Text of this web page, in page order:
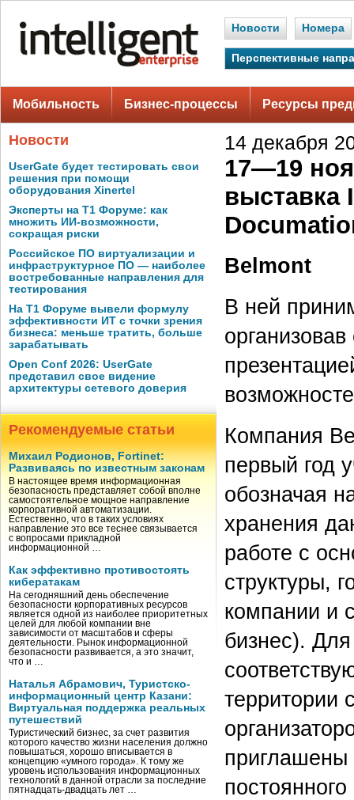
Новости Номера
Перспективные
Мобильность Бизнес-процессы Ресурсы
Новости
UserGate будет тестировать свои
решения при помощи
оборудования Xinertel
Эксперты на Т1 Форуме: как
множить ИИ-возможности,
сокращая риски
Российское ПО виртуализации и
инфраструктурное ПО — наиболее
востребованные направления для
тестирования
На Т1 Форуме вывели формулу
эффективности ИТ с точки зрения
бизнеса: меньше тратить, больше
зарабатывать
Open Conf 2026: UserGate
представил свое видение
архитектуры сетевого доверия
Рекомендуемые статьи
Михаил Родионов, Fortinet:
Развиваясь по известным законам
В настоящее время информационная
безопасность представляет собой вполне
самостоятельное мощное направление
корпоративной автоматизации.
Естественно, что в таких условиях
направление это все теснее связывается
с вопросами прикладной
информационной …
Как эффективно противостоять
кибератакам
На сегодняшний день обеспечение
безопасности корпоративных ресурсов
является одной из наиболее приоритетных
целей для любой компании вне
зависимости от масштабов и сферы
деятельности. Рынок информационной
безопасности развивается, а это значит,
что и …
Наталья Абрамович, Туристско-
информационный центр Казани:
Виртуальная поддержка реальных
путешествий
Туристический бизнес, за счет развития
которого качество жизни населения должно
повышаться, хорошо вписывается в
концепцию «умного города». К тому же
уровень использования информационных
технологий в данной отрасли за последние
пятнадцать-двадцать лет …
14 декабря
17—19
выставка
Belmont
В ней
Компания
первый год
обозначая
хранения
работе с
структуры,
компании и
бизнес).
территории
приглашены